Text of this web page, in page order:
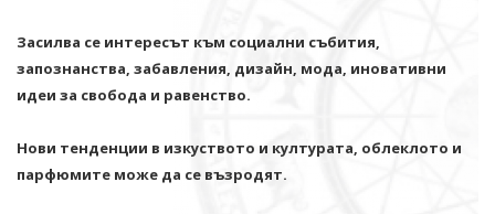
Засилва се интересът към социални събития,
запознанства, забавления, дизайн, мода, иновативни
идеи за свобода и равенство.
Нови тенденции в изкуството и културата, облеклото и
парфюмите може да се възродят.